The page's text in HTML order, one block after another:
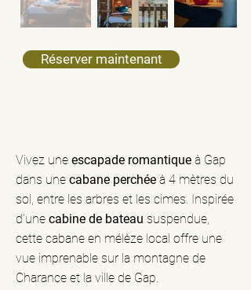
Réserver maintenant
Vivez une escapade romantique à Gap
dans une cabane perchée à 4 mètres du
sol, entre les arbres et les cimes. Inspirée
d’une cabine de bateau suspendue,
cette cabane en mélèze local offre une
vue imprenable sur la montagne de
Charance et la ville de Gap.